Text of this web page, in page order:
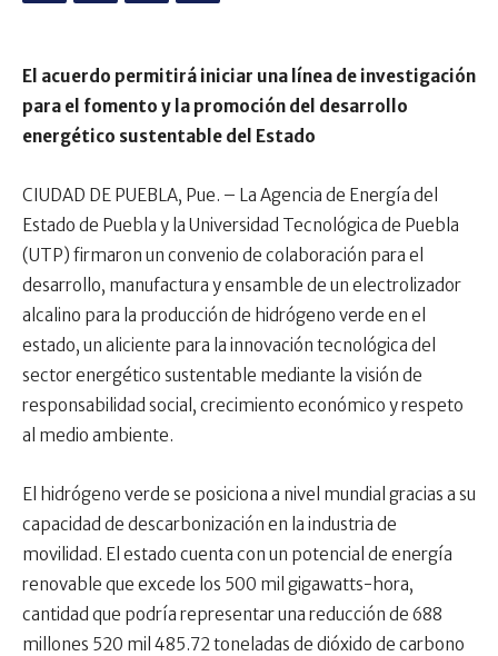
El acuerdo permitirá iniciar una línea de investigación
para el fomento y la promoción del desarrollo
energético sustentable del Estado
CIUDAD DE PUEBLA, Pue. – La Agencia de Energía del
Estado de Puebla y la Universidad Tecnológica de Puebla
(UTP) firmaron un convenio de colaboración para el
desarrollo, manufactura y ensamble de un electrolizador
alcalino para la producción de hidrógeno verde en el
estado, un aliciente para la innovación tecnológica del
sector energético sustentable mediante la visión de
responsabilidad social, crecimiento económico y respeto
al medio ambiente.
El hidrógeno verde se posiciona a nivel mundial gracias a su
capacidad de descarbonización en la industria de
movilidad. El estado cuenta con un potencial de energía
renovable que excede los 500 mil gigawatts-hora,
cantidad que podría representar una reducción de 688
millones 520 mil 485.72 toneladas de dióxido de carbono